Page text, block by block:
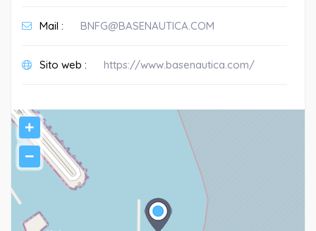
Mail : BNFG@BASENAUTICA.COM
Sito web : https://www.basenautica.com/
+
−